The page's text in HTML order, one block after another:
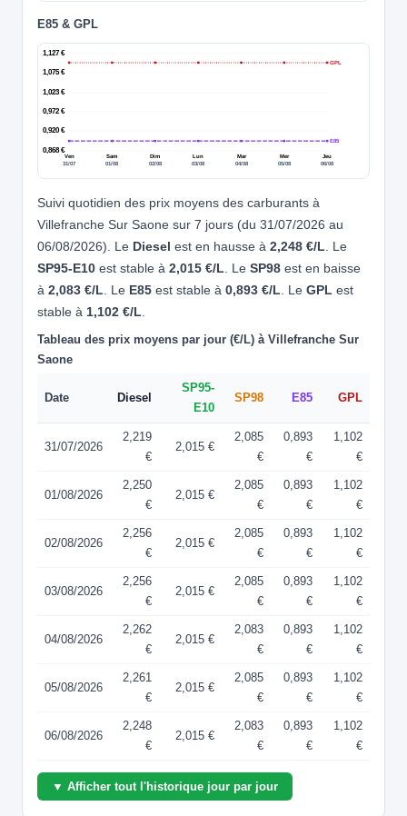
E85 & GPL
0,868 €
0,920 €
0,972 €
1,023 €
1,075 €
1,127 €
Ven
31/07
Sam
01/08
Dim
02/08
Lun
03/08
Mar
04/08
Mer
05/08
Jeu
06/08
E85
GPL
Suivi quotidien des prix moyens des carburants à
Villefranche Sur Saone sur 7 jours (du 31/07/2026 au
06/08/2026). Le Diesel est en hausse à 2,248 €/L . Le
SP95-E10 est stable à 2,015 €/L . Le SP98 est en baisse
à 2,083 €/L . Le E85 est stable à 0,893 €/L . Le GPL est
stable à 1,102 €/L
Tableau des prix moyens par jour (€/L) à Villefranche Sur
Saone
Date Diesel
SP95-
E10
SP98 E85 GPL
31/07/2026
2,219
€
2,015 €
2,085
€
0,893
€
1,102
€
01/08/2026
2,250
€
2,015 €
2,085
€
0,893
€
1,102
€
02/08/2026
2,256
€
2,015 €
2,085
€
0,893
€
1,102
€
03/08/2026
2,256
€
2,015 €
2,085
€
0,893
€
1,102
€
04/08/2026
2,262
€
2,015 €
2,083
€
0,893
€
1,102
€
05/08/2026
2,261
€
2,015 €
2,085
€
0,893
€
1,102
€
06/08/2026
2,248
€
2,015 €
2,083
€
0,893
€
1,102
€
▼ Afficher tout l'historique jour par jour